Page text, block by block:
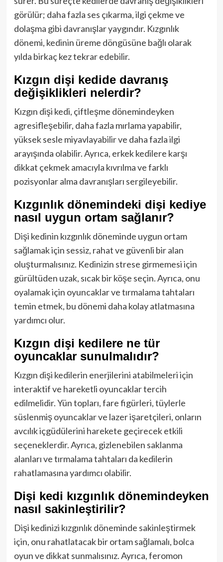
görülür; daha fazla ses çıkarma, ilgi çekme ve
dolaşma gibi davranışlar yaygındır. Kızgınlık
dönemi, kedinin üreme döngüsüne bağlı olarak
yılda birkaç kez tekrar edebilir.
Kızgın dişi kedide davranış
değişiklikleri nelerdir?
Kızgın dişi kedi, çiftleşme dönemindeyken
agresifleşebilir, daha fazla mırlama yapabilir,
yüksek sesle miyavlayabilir ve daha fazla ilgi
arayışında olabilir. Ayrıca, erkek kedilere karşı
dikkat çekmek amacıyla kıvrılma ve farklı
pozisyonlar alma davranışları sergileyebilir.
Kızgınlık dönemindeki dişi kediye
nasıl uygun ortam sağlanır?
Dişi kedinin kızgınlık döneminde uygun ortam
sağlamak için sessiz, rahat ve güvenli bir alan
oluşturmalısınız. Kedinizin strese girmemesi için
gürültüden uzak, sıcak bir köşe seçin. Ayrıca, onu
oyalamak için oyuncaklar ve tırmalama tahtaları
temin etmek, bu dönemi daha kolay atlatmasına
yardımcı olur.
Kızgın dişi kedilere ne tür
oyuncaklar sunulmalıdır?
Kızgın dişi kedilerin enerjilerini atabilmeleri için
interaktif ve hareketli oyuncaklar tercih
edilmelidir. Yün topları, fare figürleri, tüylerle
süslenmiş oyuncaklar ve lazer işaretçileri, onların
avcılık içgüdülerini harekete geçirecek etkili
seçeneklerdir. Ayrıca, gizlenebilen saklanma
alanları ve tırmalama tahtaları da kedilerin
rahatlamasına yardımcı olabilir.
Dişi kedi kızgınlık dönemindeyken
nasıl sakinleştirilir?
Dişi kedinizi kızgınlık döneminde sakinleştirmek
için, onu rahatlatacak bir ortam sağlamalı, bolca
oyun ve dikkat sunmalısınız. Ayrıca, feromon